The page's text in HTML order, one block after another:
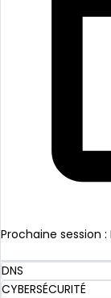
Prochaine session
DNS
CYBERSÉCURITÉ